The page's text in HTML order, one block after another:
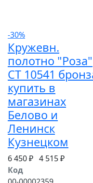
-30%
Кружевн.
полотно "Роза"
СТ 10541
купить в
магазинах
Белово и
Ленинск
Кузнецком
6 450 ₽ 4 515 ₽
Код